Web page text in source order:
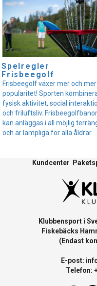
Spelregler
Frisbeegolf
Frisbeegolf växer mer och mer
popularitet! Sporten
fysisk aktivitet, social
och friluftsliv. Frisbeegolfbanor
kan anläggas i all möjlig
och är lämpliga för alla åldrar.
Kundcenter
Klubbensport i
Fiskebäcks Hamn
(Endast
E-post:
Telefon: